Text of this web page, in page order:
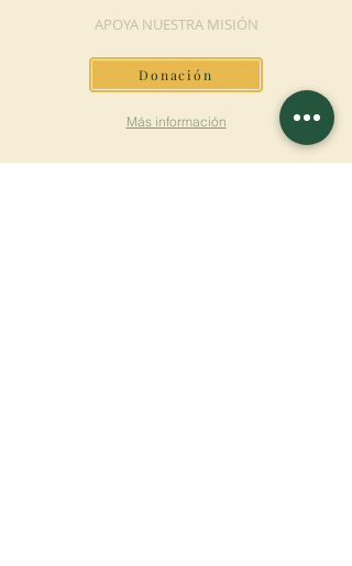
APOYA NUESTRA MISIÓN
Donación
Más información